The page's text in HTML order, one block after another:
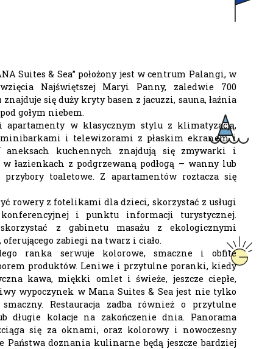
Suites & Sea” położony jest w centrum Palangi, w
Najświętszej Maryi Panny, zaledwie 700
się duży kryty basen z jacuzzi, sauna, łaźnia
gołym niebem.
apartamenty w klasycznym stylu z klimatyzacją,
i telewizorami z płaskim ekranem i
aneksach kuchennych znajdują się zmywarki i
łazienkach z podgrzewaną podłogą – wanny lub
przybory toaletowe. Z apartamentów roztacza się
rowery z fotelikami dla dzieci, skorzystać z usługi
i punktu informacji turystycznej.
z gabinetu masażu z ekologicznymi
zabiegi na twarz i ciało.
ranka serwuje kolorowe, smaczne i obfite
produktów. Leniwe i przytulne poranki, kiedy
kawa, miękki omlet i świeże, jeszcze ciepłe,
wypoczynek w Mana Suites & Sea jest nie tylko
Restauracja zadba również o przytulne
długie kolacje na zakończenie dnia. Panorama
się za oknami, oraz kolorowy i nowoczesny
Państwa doznania kulinarne będą jeszcze bardziej